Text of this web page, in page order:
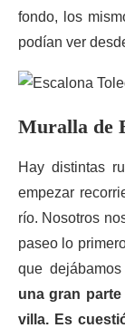
fondo, los
podían ver
Muralla de
Hay distintas
empezar
río. Nosotros
paseo lo
que
una gran
villa. Es